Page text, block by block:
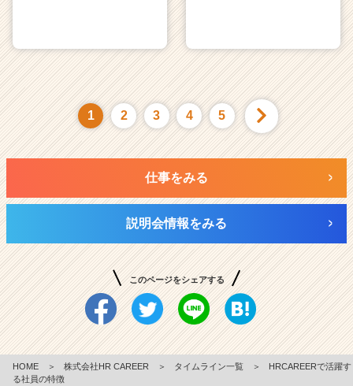
1 2 3 4 5
仕事をみる
説明会情報をみる
このページをシェアする
HOME ＞ 株式会社HR CAREER ＞ タイムライン一覧 ＞
HRCAREERで活躍す
る社員の特徴